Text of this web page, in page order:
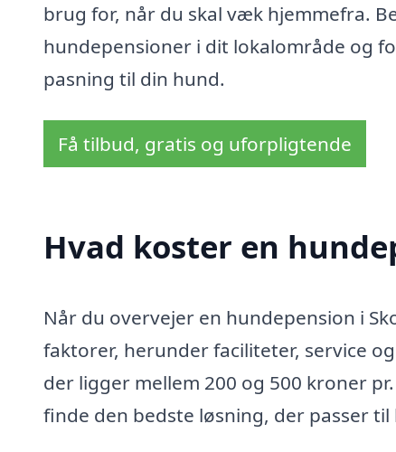
brug for, når du skal væk hjemmefra.
hundepensioner i dit lokalområde og
pasning til din hund.
Få tilbud, gratis og uforpligtende
Hvad koster en
Når du overvejer en hundepension i
faktorer, herunder faciliteter, service
der ligger mellem 200 og 500 kroner
finde den bedste løsning, der passer